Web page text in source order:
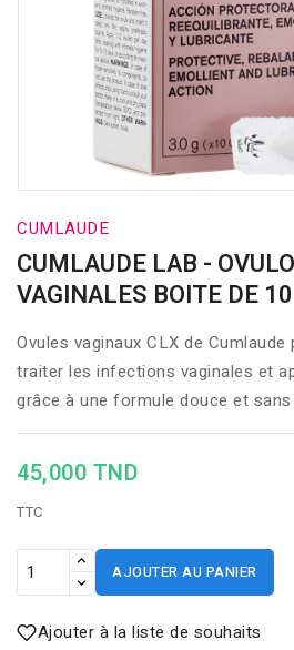
CUMLAUDE
CUMLAUDE LAB -
VAGINALES BOITE DE 10
Ovules vaginaux CLX de
traiter les infections vaginales et
grâce à une formule douce et
45,000 TND
TTC
AJOUTER AU PANIER
Ajouter à la liste de souhaits